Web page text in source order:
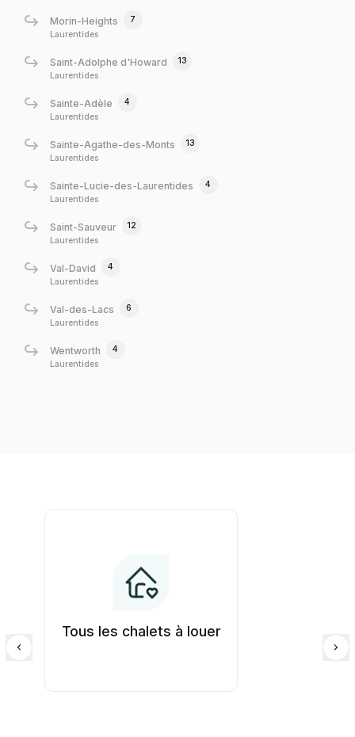
Morin-Heights
7
Laurentides
Saint-Adolphe d'Howard
13
Laurentides
Sainte-Adèle
4
Laurentides
Sainte-Agathe-des-Monts
13
Laurentides
Sainte-Lucie-des-Laurentides
4
Laurentides
Saint-Sauveur
12
Laurentides
Val-David
4
Laurentides
Val-des-Lacs
6
Laurentides
Wentworth
4
Laurentides
Tous les chalets à louer